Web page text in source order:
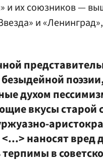
и их союзников —
и
духом
вкусы старой
наносят вред
в